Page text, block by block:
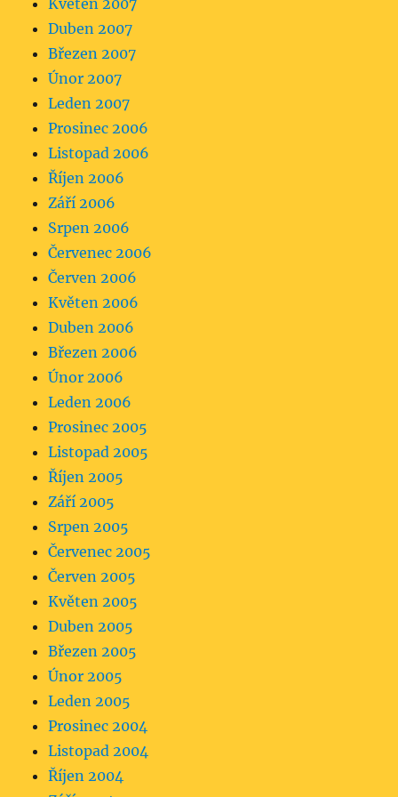
Květen 2007
Duben 2007
Březen 2007
Únor 2007
Leden 2007
Prosinec 2006
Listopad 2006
Říjen 2006
Září 2006
Srpen 2006
Červenec 2006
Červen 2006
Květen 2006
Duben 2006
Březen 2006
Únor 2006
Leden 2006
Prosinec 2005
Listopad 2005
Říjen 2005
Září 2005
Srpen 2005
Červenec 2005
Červen 2005
Květen 2005
Duben 2005
Březen 2005
Únor 2005
Leden 2005
Prosinec 2004
Listopad 2004
Říjen 2004